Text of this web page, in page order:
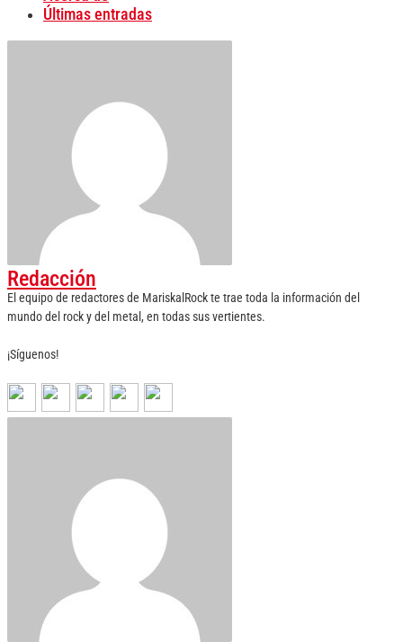
Últimas entradas
Redacción
El equipo de redactores de MariskalRock te trae toda la información del
mundo del rock y del metal, en todas sus vertientes.
¡Síguenos!